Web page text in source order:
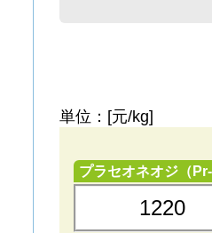
単位：[元/kg]
プラセオネオジ（Pr-
1220